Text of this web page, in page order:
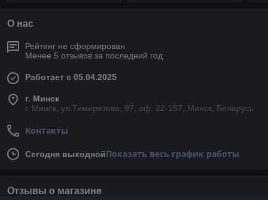
О нас
Рейтинг не сформирован
Менее 5 отзывов за последний год
Работает с 05.04.2025
г. Минск
г. Минск, ул.Тимирязева, 97, оф. 22-157, Минск, Беларусь
Контакты
Сегодня выходнойПоказать весь график работы
Отзывы о магазине